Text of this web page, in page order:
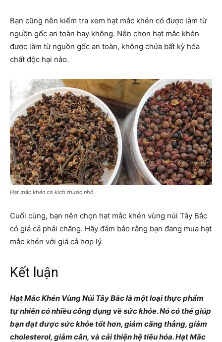
Bạn cũng nên kiểm tra xem hạt mắc khén có được làm từ
nguồn gốc an toàn hay không. Nên chọn hạt mắc khén
được làm từ nguồn gốc an toàn, không chứa bất kỳ hóa
chất độc hại nào.
Hạt mắc khén có kích thước nhỏ
Cuối cùng, bạn nên chọn hạt mắc khén vùng núi Tây Bắc
có giá cả phải chăng. Hãy đảm bảo rằng bạn đang mua hạt
mắc khén với giá cả hợp lý.
Kết luận
Hạt Mắc Khén Vùng Núi Tây Bắc là một loại thực phẩm
tự nhiên có nhiều công dụng về sức khỏe. Nó có thể giúp
bạn đạt được sức khỏe tốt hơn, giảm căng thẳng, giảm
cholesterol, giảm cân, và cải thiện hệ tiêu hóa. Hạt Mắc